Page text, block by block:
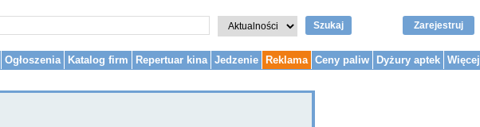
Szukaj Zarejestruj
Ogłoszenia Katalog firm Repertuar kina Jedzenie Reklama Ceny paliw Dyżury aptek Więcej